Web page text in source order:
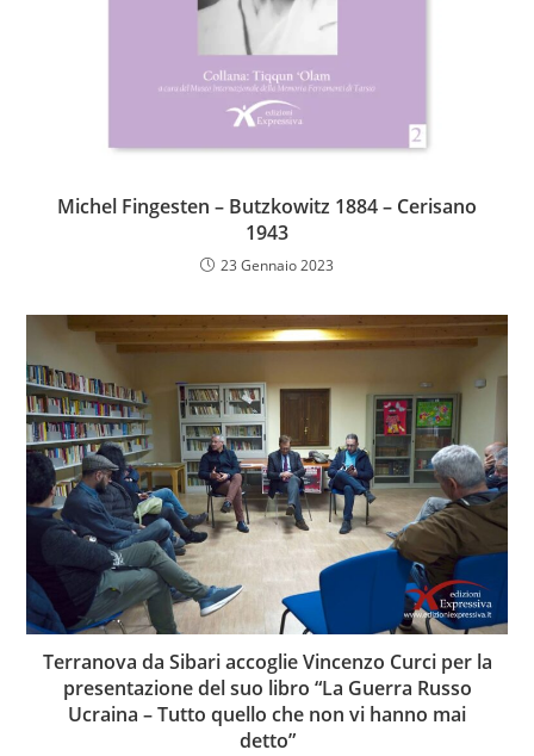
Michel Fingesten – Butzkowitz 1884 – Cerisano
1943
23 Gennaio 2023
Terranova da Sibari accoglie Vincenzo Curci per la
presentazione del suo libro “La Guerra Russo
Ucraina – Tutto quello che non vi hanno mai
detto”